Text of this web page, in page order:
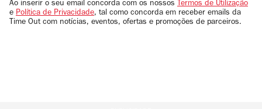
Ao inserir o seu email concorda com os nossos Termos de Utilização
e Política de Privacidade, tal como concorda em receber emails da
Time Out com notícias, eventos, ofertas e promoções de parceiros.